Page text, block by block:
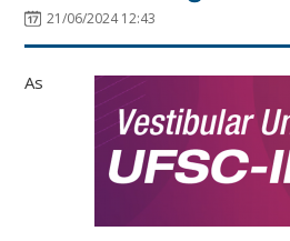
21/06/2024 12:43
As